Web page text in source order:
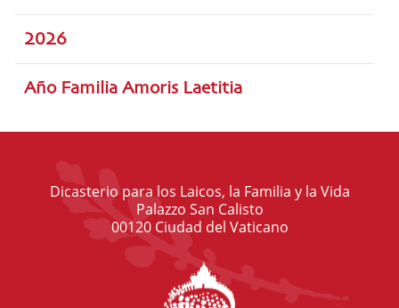
2026
Año Familia Amoris Laetitia
Dicasterio para los Laicos, la Familia y la Vida
Palazzo San Calisto
00120 Ciudad del Vaticano